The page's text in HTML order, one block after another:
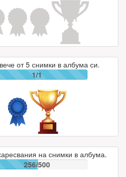
от 5 снимки в албума си.
1/1
на снимки в албума.
256/500